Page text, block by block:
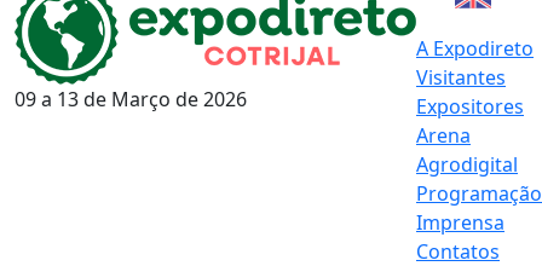
09 a 13 de Março de 2026
A Expodireto
Visitantes
Expositores
Arena
Agrodigital
Programação
Imprensa
Contatos